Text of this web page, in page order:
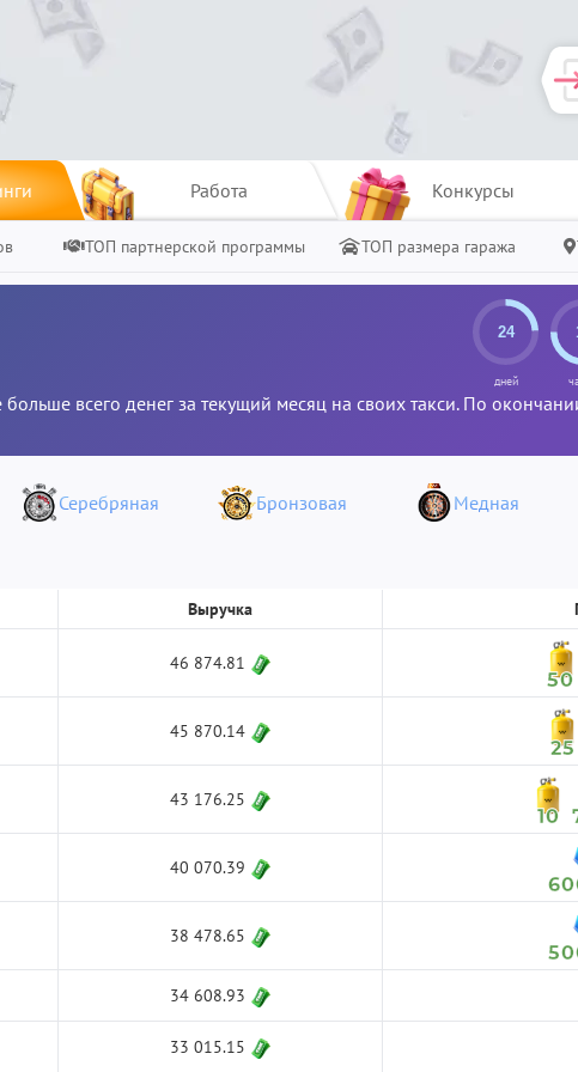
Работа Конкурсы
ТОП партнерской программы ТОП размера гаража
дней
всего денег за текущий месяц на своих такси. По
Серебряная Бронзовая Медная
Выручка
46 874.81
50
45 870.14
25
43 176.25
10
40 070.39
38 478.65
34 608.93
33 015.15